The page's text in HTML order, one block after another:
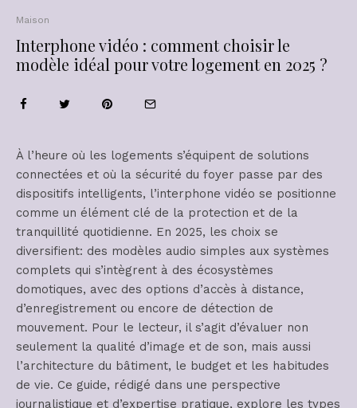
Maison
Interphone vidéo : comment choisir le
modèle idéal pour votre logement en 2025 ?
À l’heure où les logements s’équipent de solutions
connectées et où la sécurité du foyer passe par des
dispositifs intelligents, l’interphone vidéo se positionne
comme un élément clé de la protection et de la
tranquillité quotidienne. En 2025, les choix se
diversifient: des modèles audio simples aux systèmes
complets qui s’intègrent à des écosystèmes
domotiques, avec des options d’accès à distance,
d’enregistrement ou encore de détection de
mouvement. Pour le lecteur, il s’agit d’évaluer non
seulement la qualité d’image et de son, mais aussi
l’architecture du bâtiment, le budget et les habitudes
de vie. Ce guide, rédigé dans une perspective
journalistique et d’expertise pratique, explore les types